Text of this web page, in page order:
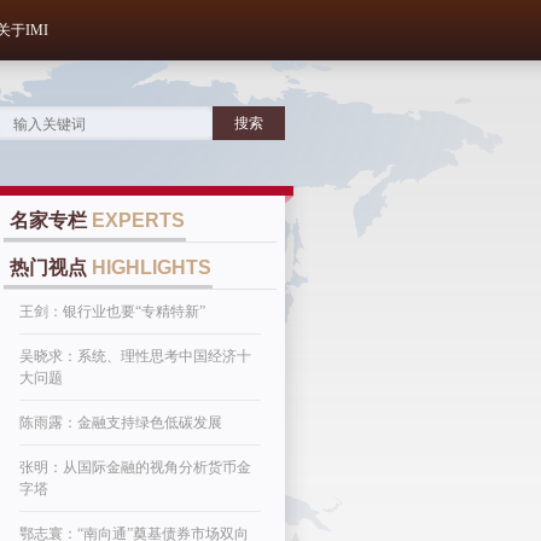
于IMI
名家专栏 EXPERTS
热门视点 HIGHLIGHTS
王剑：银行业也要“专精特新”
吴晓求：系统、理性思考中国经济十
大问题
陈雨露：金融支持绿色低碳发展
张明：从国际金融的视角分析货币金
字塔
鄂志寰：“南向通”奠基债券市场双向